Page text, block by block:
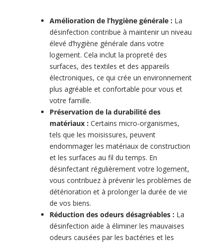
Amélioration de l’hygiène générale : La
désinfection contribue à maintenir un niveau
élevé d’hygiène générale dans votre
logement. Cela inclut la propreté des
surfaces, des textiles et des appareils
électroniques, ce qui crée un environnement
plus agréable et confortable pour vous et
votre famille.
Préservation de la durabilité des
matériaux : Certains micro-organismes,
tels que les moisissures, peuvent
endommager les matériaux de construction
et les surfaces au fil du temps. En
désinfectant régulièrement votre logement,
vous contribuez à prévenir les problèmes de
détérioration et à prolonger la durée de vie
de vos biens.
Réduction des odeurs désagréables : La
désinfection aide à éliminer les mauvaises
odeurs causées par les bactéries et les